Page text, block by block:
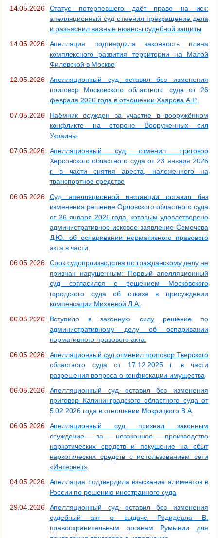
14.05.2026
Статус потерпевшего даёт право на иск:
апелляционный суд отменил прекращение дела
и разъяснил важные нюансы судебной защиты
14.05.2026
Апелляция подтвердила законность плана
комплексного развития территории на Малой
Филевской в Москве
12.05.2026
Апелляционный суд оставил без изменения
приговор Московского областного суда от 26
февраля 2026 года в отношении Хаярова А.Р.
07.05.2026
Наёмник осужден за участие в вооружённом
конфликте на стороне Вооруженных сил
Украины
07.05.2026
Апелляционный суд отменил приговор
Херсонского областного суда от 23 января 2026
г. в части снятия ареста, наложенного на
транспортное средство
06.05.2026
Суд апелляционной инстанции оставил без
изменения решение Орловского областного суда
от 26 января 2026 года, которым удовлетворено
административное исковое заявление Семечева
Д.Ю. об оспаривании нормативного правового
акта в части
06.05.2026
Срок судопроизводства по гражданскому делу не
признан нарушенным: Первый апелляционный
суд согласился с решением Московского
городского суда об отказе в присуждении
компенсации Михеевой Л.А.
06.05.2026
Вступило в законную силу решение по
административному делу об оспаривании
нормативного правового акта.
06.05.2026
Апелляционный суд отменил приговор Тверского
областного суда от 17.12.2025 г. в части
разрешения вопроса о конфискации имущества
06.05.2026
Апелляционный суд оставил без изменения
приговор Калининградского областного суда от
5.02.2026 года в отношении Мокрицкого В.А.
06.05.2026
Апелляционный суд признал законным
осуждение за незаконное производство
наркотических средств и покушение на сбыт
наркотических средств с использованием сети
«Интернет»
04.05.2026
Апелляция подтвердила взыскание алиментов в
России по решению иностранного суда
29.04.2026
Апелляционный суд оставил без изменения
судебный акт о выдаче Родидеала В.
правоохранительным органам Румынии для